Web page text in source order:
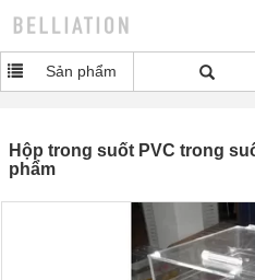
Sản phẩm
Hộp trong suốt PVC trong
phẩm